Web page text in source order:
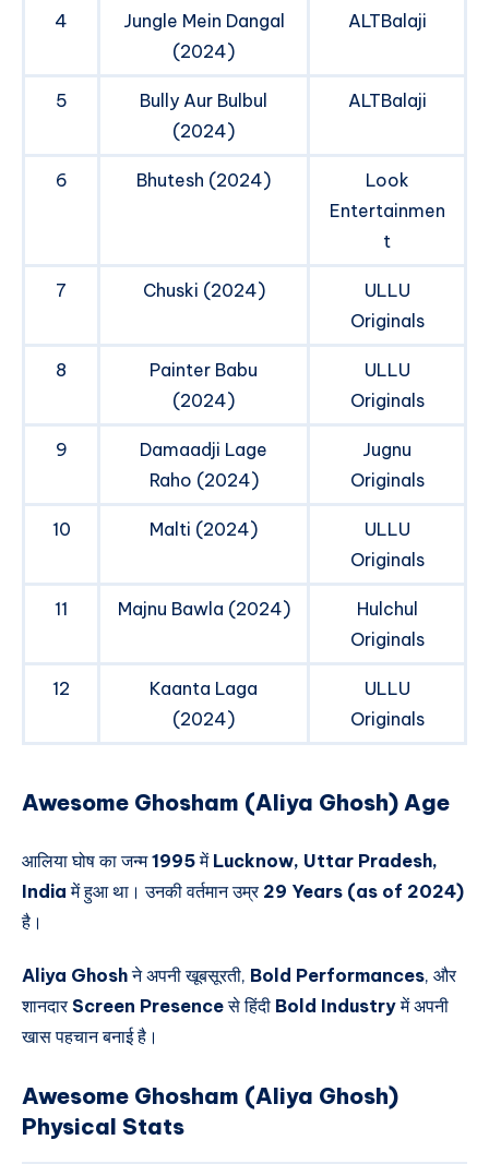
4
Jungle Mein Dangal
(2024)
ALTBalaji
5
Bully Aur Bulbul
(2024)
ALTBalaji
6 Bhutesh (2024)
Look
Entertainmen
t
7 Chuski (2024)
ULLU
Originals
8
Painter Babu
(2024)
ULLU
Originals
9
Damaadji Lage
Raho (2024)
Jugnu
Originals
10 Malti (2024)
ULLU
Originals
11 Majnu Bawla (2024)
Hulchul
Originals
12
Kaanta Laga
(2024)
ULLU
Originals
Awesome Ghosham (Aliya Ghosh) Age
आलिया घोष का जन्म1995में Lucknow, Uttar Pradesh,
India में हुआ था। उनकी वर्तमान उम्र 29 Years (as of 2024)
है।
Aliya Ghoshने अपनी खूबसूरती, Bold Performances, और
शानदारScreen Presenceसे हिंदी Bold Industryमें अपनी
खास पहचान बनाई है।
Awesome Ghosham (Aliya Ghosh)
Physical Stats